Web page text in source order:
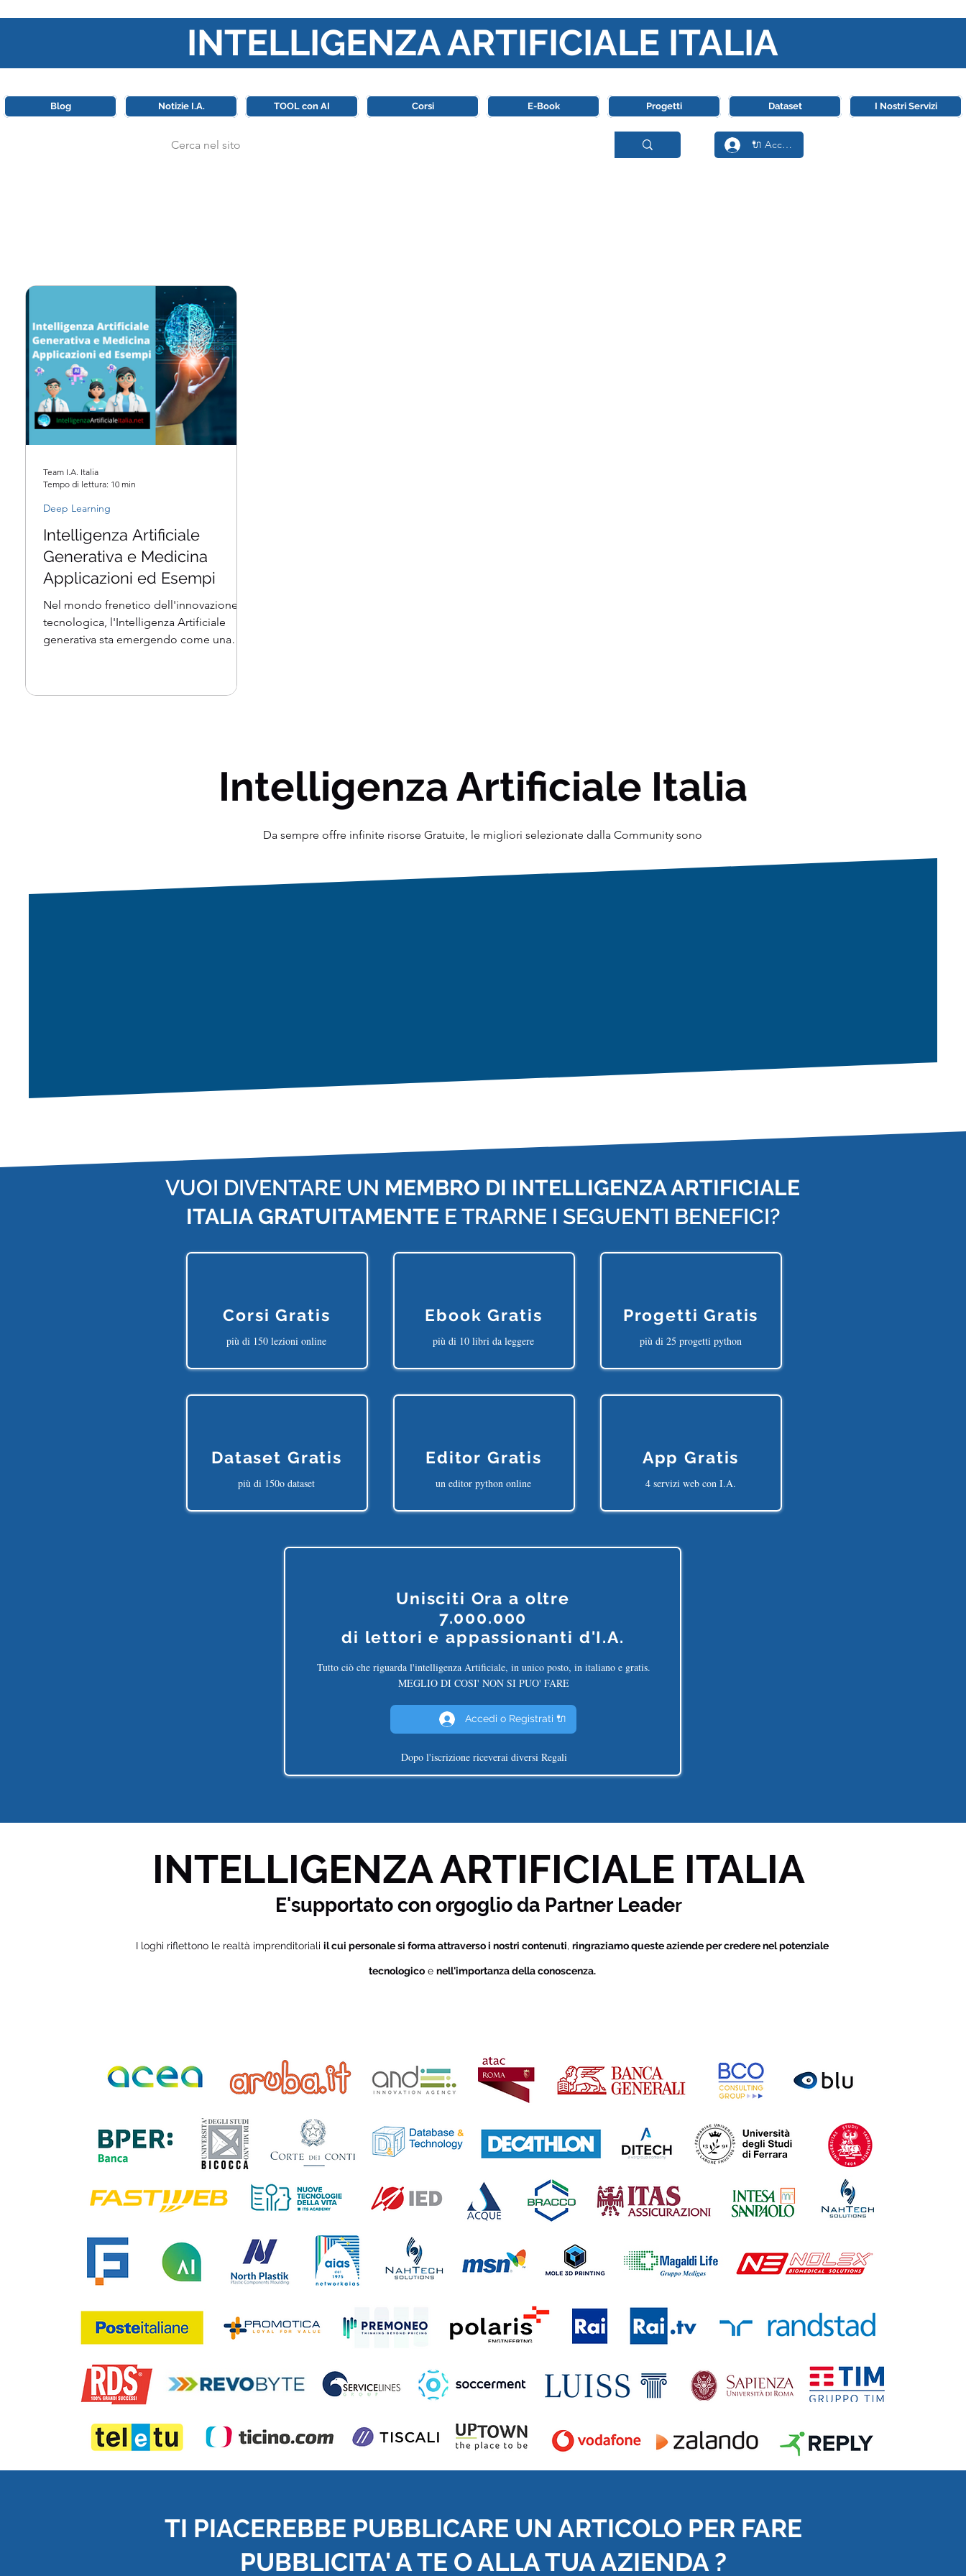
INTELLIGENZA ARTIFICIALE ITALIA
Blog Notizie I.A. TOOL con AI Corsi E-Book Progetti Dataset I Nostri Servizi
🔌 Accedi
Intelligenza Artificiale
Generativa e Medicina
Applicazioni ed Esempi
Nel mondo frenetico dell'innovazione
tecnologica, l'Intelligenza Artificiale
generativa sta emergendo come una
Deep Learning
Team I.A. Italia
Tempo di lettura: 10 min
Intelligenza Artificiale Italia
Da sempre offre infinite risorse Gratuite, le migliori selezionate dalla Community sono
VUOI DIVENTARE UN MEMBRO DI INTELLIGENZA ARTIFICIALE
ITALIA GRATUITAMENTE E TRARNE I SEGUENTI BENEFICI?
Corsi Gratis
più di 150 lezioni online
Dataset Gratis
più di 150o dataset
Ebook Gratis
più di 10 libri da leggere
Editor Gratis
un editor python online
Progetti Gratis
più di 25 progetti python
App Gratis
4 servizi web con I.A.
Unisciti Ora a oltre
7.000.000
di lettori e appassionanti d'I.A.
Tutto ciò che riguarda l'intelligenza Artificiale, in unico posto, in italiano e gratis.
MEGLIO DI COSI' NON SI PUO' FARE
Accedi o Registrati 🔌
Dopo l'iscrizione riceverai diversi Regali
INTELLIGENZA ARTIFICIALE ITALIA
E'supportato con orgoglio da Partner Leader
I loghi riflettono le realtà imprenditoriali il cui personale si forma attraverso i nostri contenuti, ringraziamo queste aziende per credere nel potenziale
tecnologico e nell'importanza della conoscenza.
TI PIACEREBBE PUBBLICARE UN ARTICOLO PER FARE
PUBBLICITA' A TE O ALLA TUA AZIENDA ?